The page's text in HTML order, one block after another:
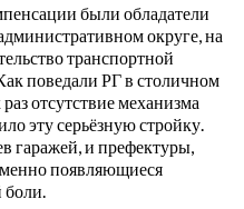
были обладатели
округе, на
транспортной
поведали РГ в столичном
отсутствие механизма
эту серьёзную стройку.
гаражей, и префектуры,
появляющиеся